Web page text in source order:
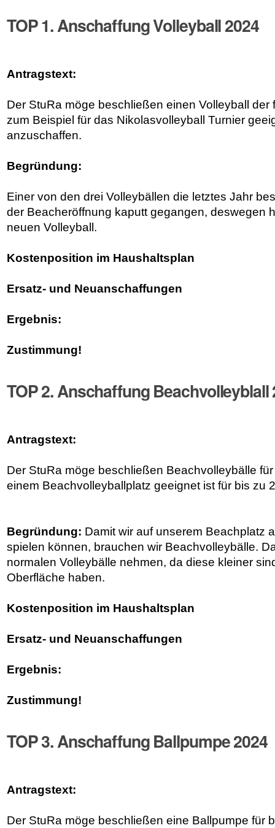
TOP 1. Anschaffung Volleyball 2024
Antragstext:
Der StuRa möge beschließen einen Volleyball der
zum Beispiel für das Nikolasvolleyball Turnier
anzuschaffen.
Begründung:
Einer von den drei Volleybällen die letztes Jahr
der Beacheröffnung kaputt gegangen, deswegen
neuen Volleyball.
Kostenposition im Haushaltsplan
Ersatz- und Neuanschaffungen
Ergebnis:
Zustimmung!
TOP 2. Anschaffung Beachvolleyblall
Antragstext:
Der StuRa möge beschließen Beachvolleybälle
einem Beachvolleyballplatz geeignet ist für bis zu
Begründung: Damit wir auf unserem Beachplatz
spielen können, brauchen wir Beachvolleybälle.
normalen Volleybälle nehmen, da diese kleiner
Oberfläche haben.
Kostenposition im Haushaltsplan
Ersatz- und Neuanschaffungen
Ergebnis:
Zustimmung!
TOP 3. Anschaffung Ballpumpe 2024
Antragstext:
Der StuRa möge beschließen eine Ballpumpe für